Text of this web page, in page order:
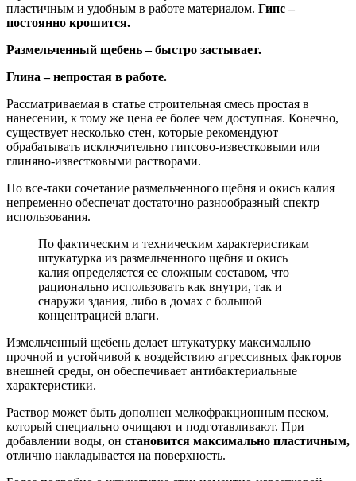
пластичным и удобным в работе материалом. Гипс –
постоянно крошится.
Размельченный щебень – быстро застывает.
Глина – непростая в работе.
Рассматриваемая в статье строительная смесь простая в
нанесении, к тому же цена ее более чем доступная. Конечно,
существует несколько стен, которые рекомендуют
обрабатывать исключительно гипсово-известковыми или
глиняно-известковыми растворами.
Но все-таки сочетание размельченного щебня и окись калия
непременно обеспечат достаточно разнообразный спектр
использования.
По фактическим и техническим характеристикам
штукатурка из размельченного щебня и окись
калия определяется ее сложным составом, что
рационально использовать как внутри, так и
снаружи здания, либо в домах с большой
концентрацией влаги.
Измельченный щебень делает штукатурку максимально
прочной и устойчивой к воздействию агрессивных факторов
внешней среды, он обеспечивает антибактериальные
характеристики.
Раствор может быть дополнен мелкофракционным песком,
который специально очищают и подготавливают. При
добавлении воды, он становится максимально пластичным,
отлично накладывается на поверхность.